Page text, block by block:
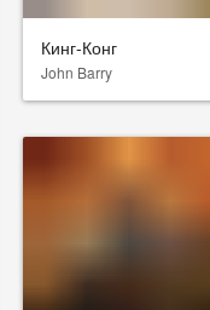
Кинг-Конг
John Barry